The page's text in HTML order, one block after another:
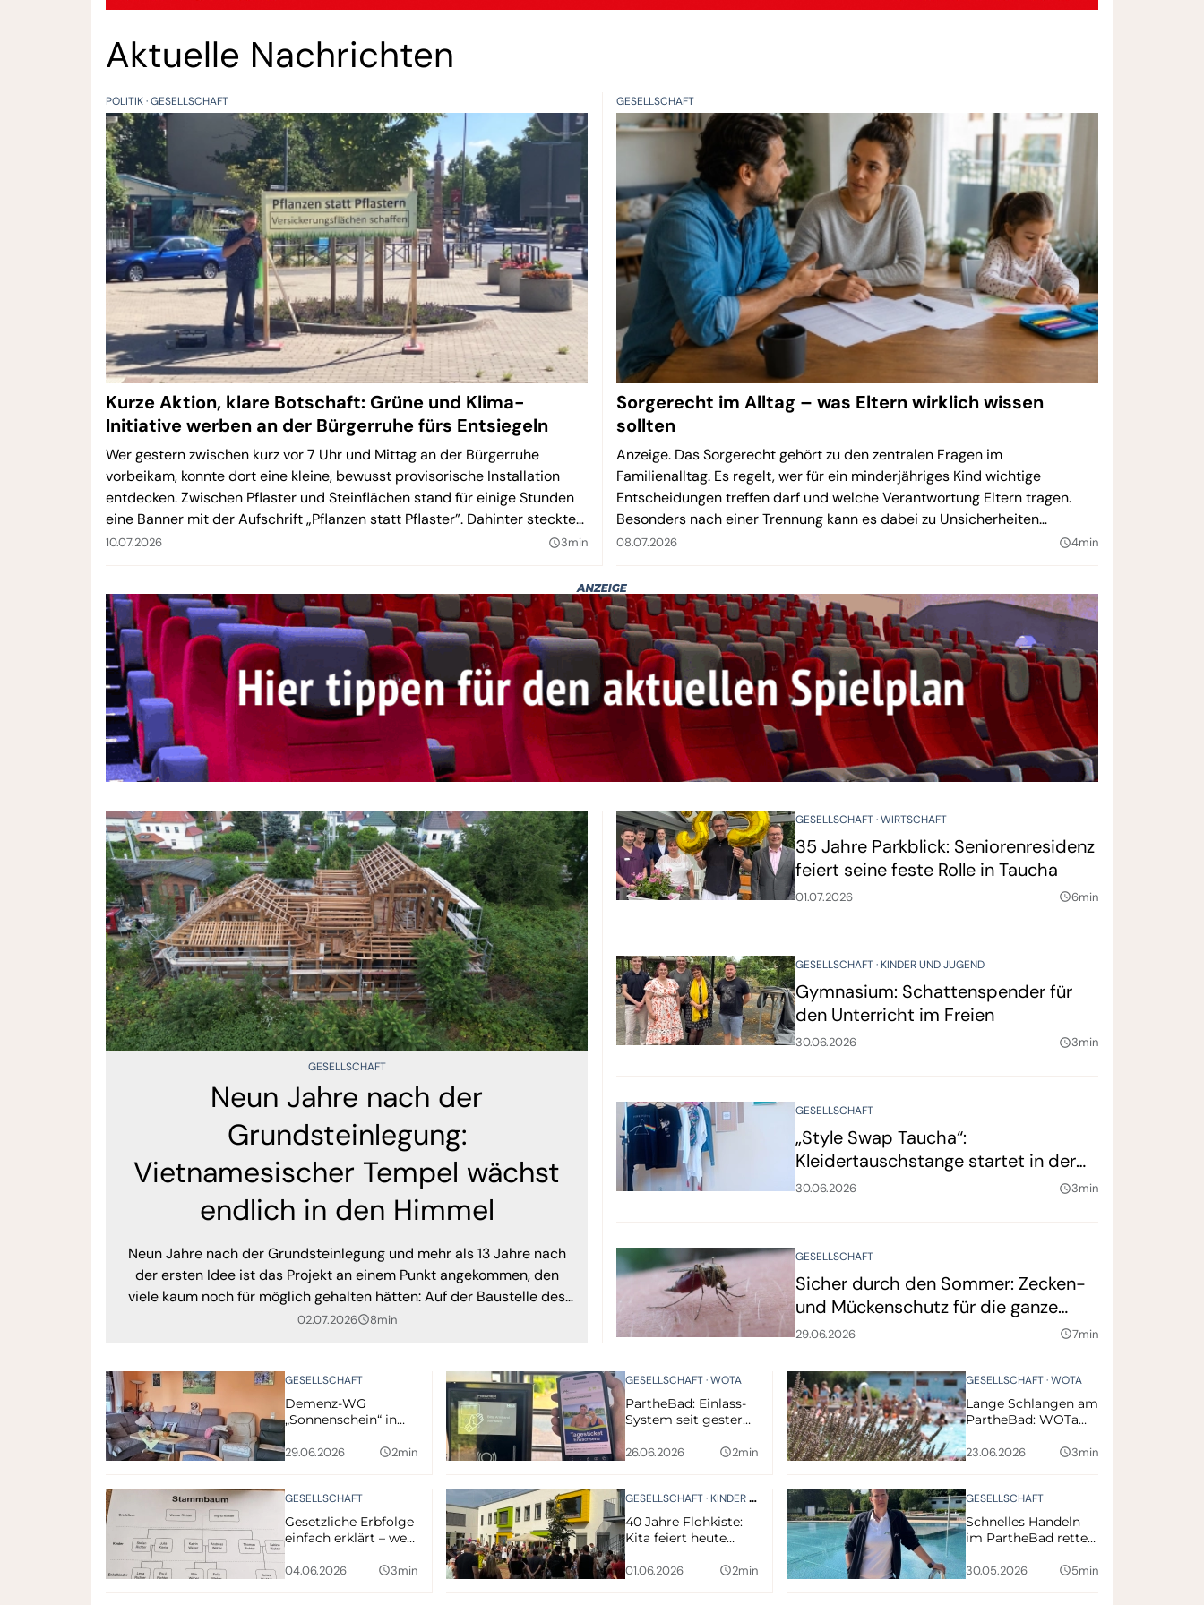
Aktuelle Nachrichten
POLITIK GESELLSCHAFT
Kurze Aktion, klare Botschaft: Grüne und Klima-
Initiative werben an der Bürgerruhe fürs Entsiegeln
Wer gestern zwischen kurz vor 7 Uhr und Mittag an der Bürgerruhe
vorbeikam, konnte dort eine kleine, bewusst provisorische Installation
entdecken. Zwischen Pflaster und Steinflächen stand für einige Stunden
eine Banner mit der Aufschrift „Pflanzen statt Pflaster”. Dahinter steckte
eine gemeinsame Aktion der Klima-Initiative Taucha und von Bündnis
10.07.2026 query_builder3min
GESELLSCHAFT
Sorgerecht im Alltag – was Eltern wirklich wissen
sollten
Anzeige. Das Sorgerecht gehört zu den zentralen Fragen im
Familienalltag. Es regelt, wer für ein minderjähriges Kind wichtige
Entscheidungen treffen darf und welche Verantwortung Eltern tragen.
Besonders nach einer Trennung kann es dabei zu Unsicherheiten
kommen.
08.07.2026 query_builder4min
GESELLSCHAFT
Neun Jahre nach der
Grundsteinlegung:
Vietnamesischer Tempel wächst
endlich in den Himmel
Neun Jahre nach der Grundsteinlegung und mehr als 13 Jahre nach
der ersten Idee ist das Projekt an einem Punkt angekommen, den
viele kaum noch für möglich gehalten hätten: Auf der Baustelle des
buddhistischen Tempels Chân Tịnh Thiền Viện in Taucha wurde am
02.07.2026query_builder8min
GESELLSCHAFT WIRTSCHAFT
35 Jahre Parkblick: Seniorenresidenz
feiert seine feste Rolle in Taucha
01.07.2026 query_builder6min
GESELLSCHAFT KINDER UND JUGEND
Gymnasium: Schattenspender für
den Unterricht im Freien
30.06.2026 query_builder3min
GESELLSCHAFT
„Style Swap Taucha“:
Kleidertauschstange startet in der
Stadtbibliothek
30.06.2026 query_builder3min
GESELLSCHAFT
Sicher durch den Sommer: Zecken-
und Mückenschutz für die ganze
Familie
29.06.2026 query_builder7min
GESELLSCHAFT
Demenz-WG
„Sonnenschein“ in
Plätze
29.06.2026 query_builder2min
GESELLSCHAFT WOTA
PartheBad: Einlass-
System seit gestern
26.06.2026 query_builder2min
GESELLSCHAFT WOTA
Lange Schlangen am
PartheBad: WOTa
Online-Ticket-
23.06.2026 query_builder3min
GESELLSCHAFT
Gesetzliche Erbfolge
einfach erklärt – wer
04.06.2026 query_builder3min
GESELLSCHAFT KINDER UND JUGEND
40 Jahre Flohkiste:
Kita feiert heute
Sommerfest
01.06.2026 query_builder2min
GESELLSCHAFT
Schnelles Handeln
im PartheBad rettet
Badeunfall
30.05.2026 query_builder5min